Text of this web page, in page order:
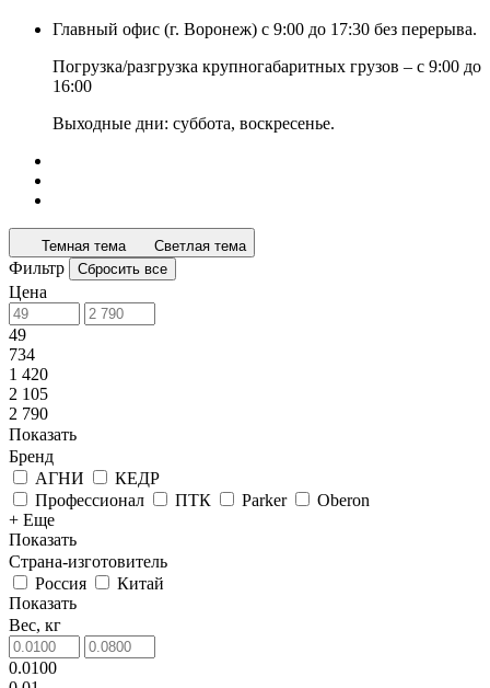
Главный офис (г. Воронеж) с 9:00 до 17:30 без перерыва.
Погрузка/разгрузка крупногабаритных грузов – с 9:00 до
16:00
Выходные дни: суббота, воскресенье.
Темная тема Светлая тема
Фильтр Сбросить все
Цена
49
734
1 420
2 105
2 790
Показать
Бренд
АГНИ
КЕДР
Профессионал
ПТК Parker
Oberon
+ Еще
Показать
Страна-изготовитель
Россия
Китай
Показать
Вес, кг
0.0100